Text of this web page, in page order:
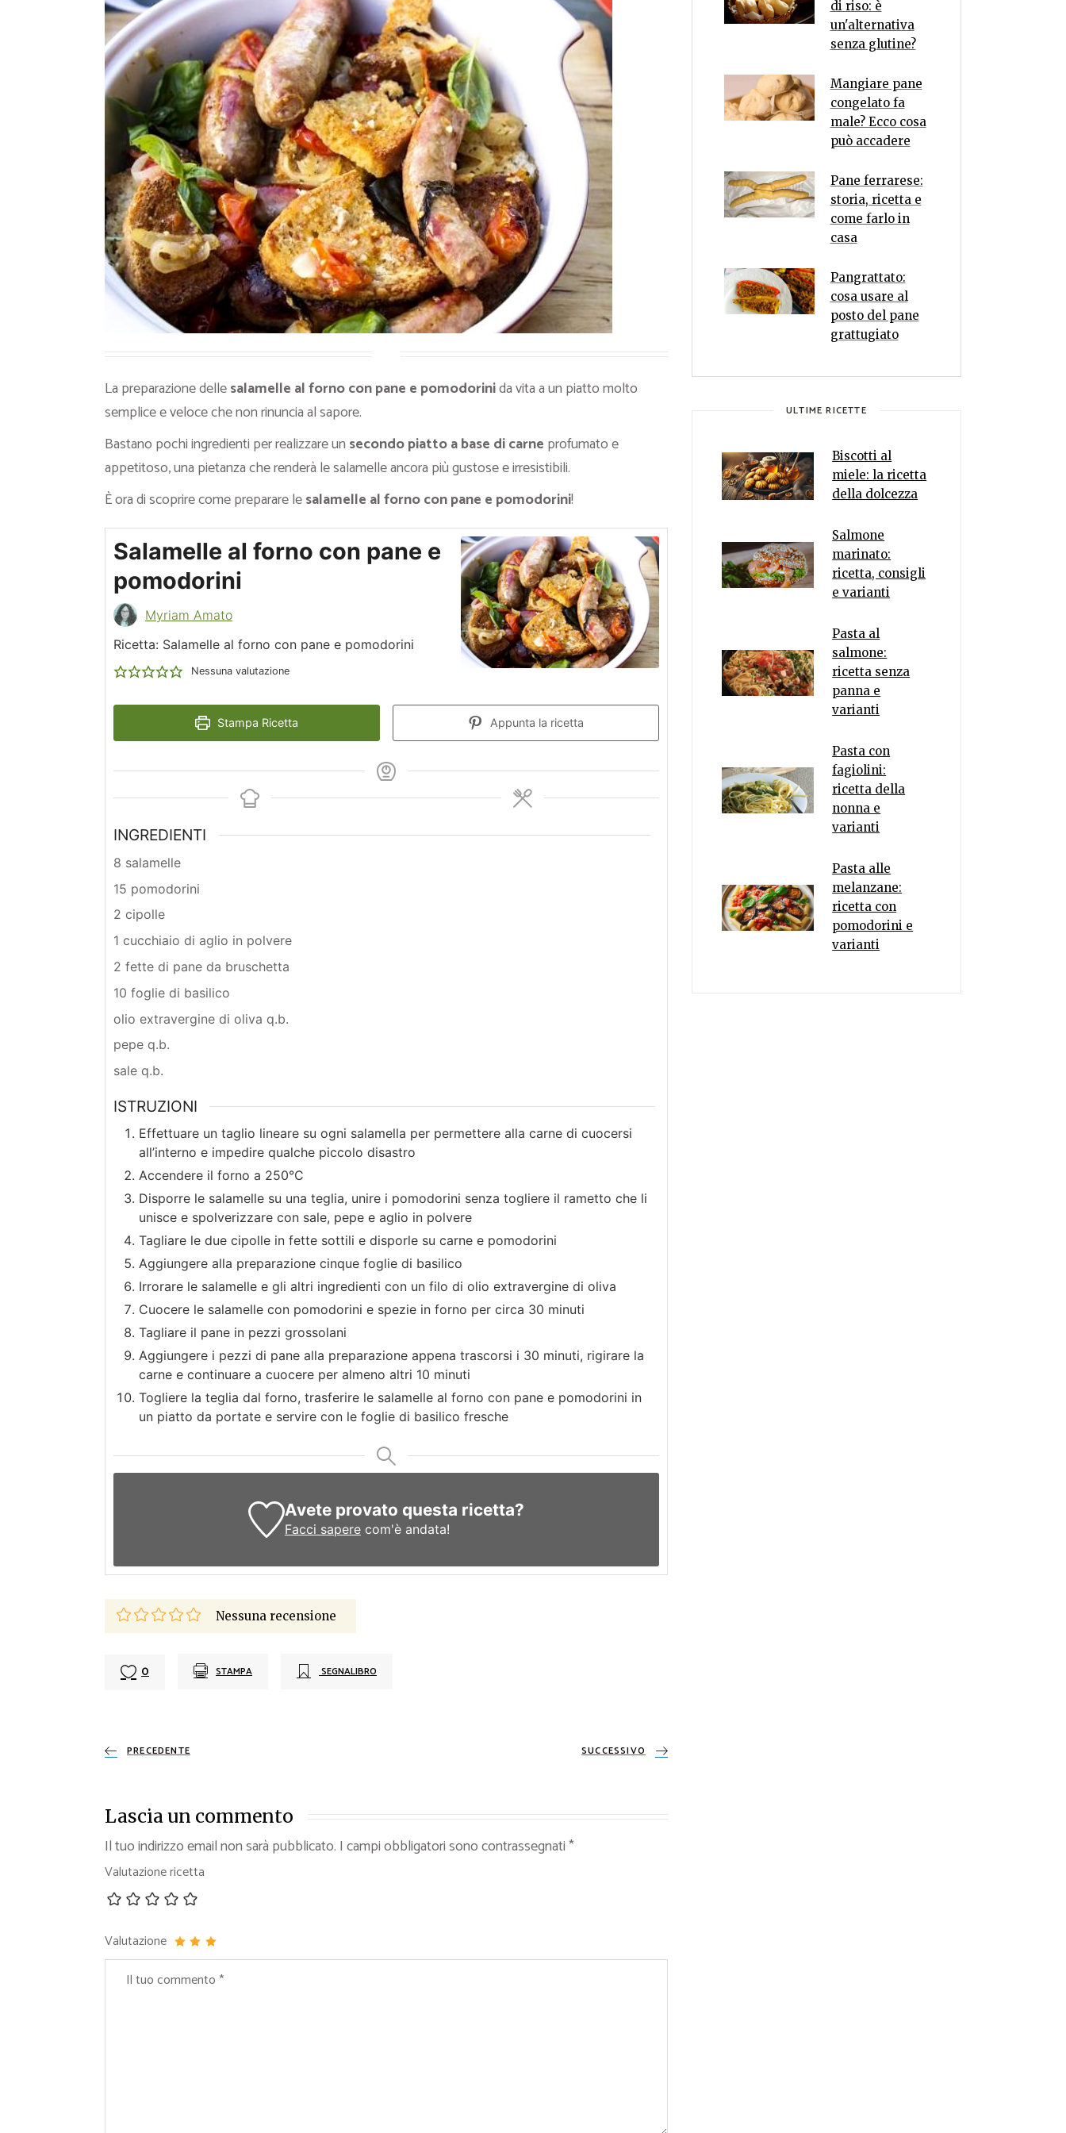
Ricette Piatti unici
Ricette Pesce
Video Ricette
Ricette per Ingrediente
La preparazione dellesalamelle al forno con pane e pomodorinida vita a un piatto molto
semplice e veloce che non rinuncia al sapore.
Bastano pochi ingredienti per realizzare un secondo piatto a base di carne profumato e
appetitoso, una pietanza che renderà le salamelle ancora più gustose e irresistibili.
È ora di scoprire come preparare lesalamelle al forno con pane e pomodorini!
Salamelle al forno con pane e
pomodorini
Myriam Amato
Ricetta: Salamelle al forno con pane e pomodorini
Nessuna valutazione
Stampa Ricetta Appunta la ricetta
INGREDIENTI
8 salamelle
15 pomodorini
2 cipolle
1 cucchiaio di aglio in polvere
2 fette di pane da bruschetta
10 foglie di basilico
olio extravergine di oliva q.b.
pepe q.b.
sale q.b.
ISTRUZIONI
Effettuare un taglio lineare su ogni salamella per permettere alla carne di cuocersi
all’interno e impedire qualche piccolo disastro
Accendere il forno a 250°C
Disporre le salamelle su una teglia, unire i pomodorini senza togliere il rametto che li
unisce e spolverizzare con sale, pepe e aglio in polvere
Tagliare le due cipolle in fette sottili e disporle su carne e pomodorini
Aggiungere alla preparazione cinque foglie di basilico
Irrorare le salamelle e gli altri ingredienti con un filo di olio extravergine di oliva
Cuocere le salamelle con pomodorini e spezie in forno per circa 30 minuti
Tagliare il pane in pezzi grossolani
Aggiungere i pezzi di pane alla preparazione appena trascorsi i 30 minuti, rigirare la
carne e continuare a cuocere per almeno altri 10 minuti
Togliere la teglia dal forno, trasferire le salamelle al forno con pane e pomodorini in
un piatto da portate e servire con le foglie di basilico fresche
Avete provato questa ricetta?
Facci saperecom'è andata!
Nessuna recensione
0 STAMPA SEGNALIBRO
PRECEDENTE SUCCESSIVO
Lascia un commento
Il tuo indirizzo email non sarà pubblicato. I campi obbligatori sono contrassegnati*
Valutazione ricetta
Valutazione
di riso: è
un'alternativa
senza glutine?
Mangiare pane
congelato fa
male? Ecco cosa
può accadere
Pane ferrarese:
storia, ricetta e
come farlo in
casa
Pangrattato:
cosa usare al
posto del pane
grattugiato
ULTIME RICETTE
Biscotti al
miele: la ricetta
della dolcezza
Salmone
marinato:
ricetta, consigli
e varianti
Pasta al
salmone:
ricetta senza
panna e
varianti
Pasta con
fagiolini:
ricetta della
nonna e
varianti
Pasta alle
melanzane:
ricetta con
pomodorini e
varianti